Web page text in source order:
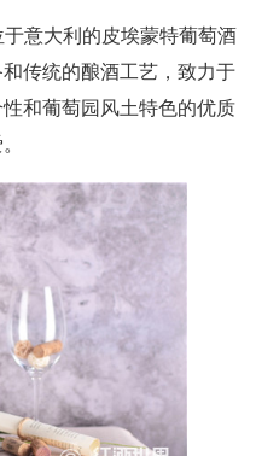
意大利的皮埃蒙特葡萄酒
传统的酿酒工艺，致力于
和葡萄园风土特色的优质